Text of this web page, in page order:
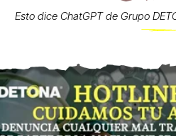
Esto dice ChatGPT de Grupo